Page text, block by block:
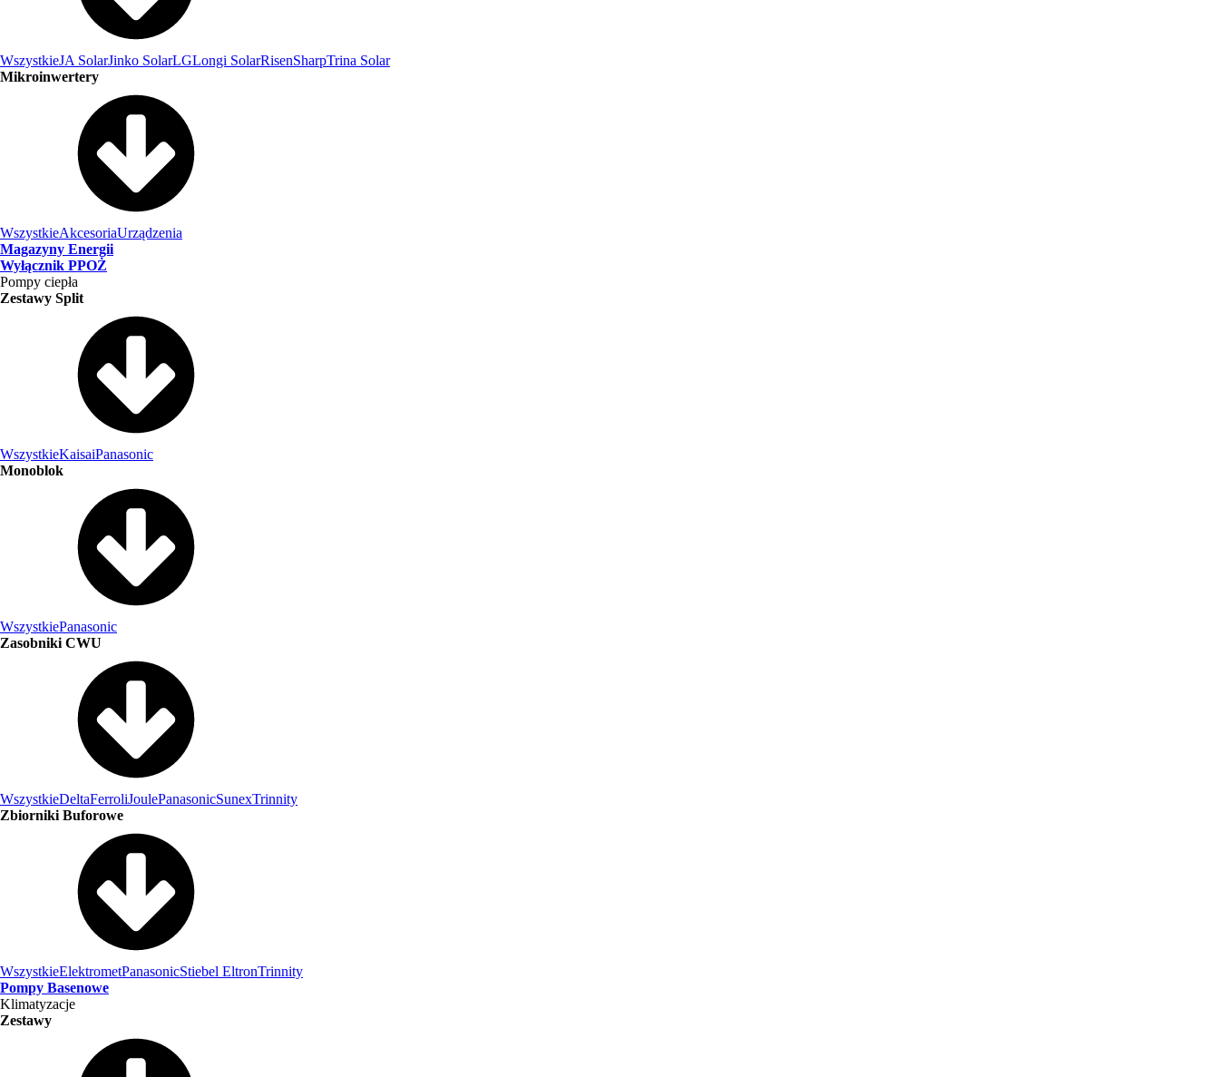
WszystkieJA SolarJinko SolarLGLongi SolarRisenSharpTrina Solar
Mikroinwertery
WszystkieAkcesoriaUrządzenia
Magazyny Energii
Wyłącznik PPOŻ
Pompy ciepła
Zestawy Split
WszystkieKaisaiPanasonic
Monoblok
WszystkiePanasonic
Zasobniki CWU
WszystkieDeltaFerroliJoulePanasonicSunexTrinnity
Zbiorniki Buforowe
WszystkieElektrometPanasonicStiebel EltronTrinnity
Pompy Basenowe
Klimatyzacje
Zestawy